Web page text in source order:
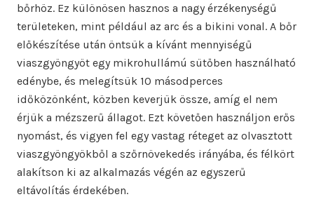
bőrhöz. Ez különösen hasznos a nagy érzékenységű
területeken, mint például az arc és a bikini vonal. A bőr
előkészítése után öntsük a kívánt mennyiségű
viaszgyöngyöt egy mikrohullámú sütőben használható
edénybe, és melegítsük 10 másodperces
időközönként, közben keverjük össze, amíg el nem
érjük a mézszerű állagot. Ezt követően használjon erős
nyomást, és vigyen fel egy vastag réteget az olvasztott
viaszgyöngyökből a szőrnövekedés irányába, és félkört
alakítson ki az alkalmazás végén az egyszerű
eltávolítás érdekében.